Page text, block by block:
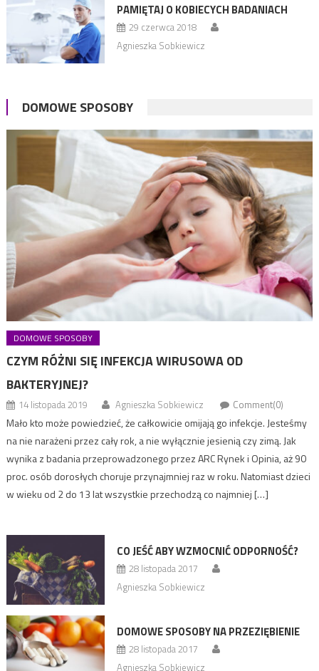
PAMIĘTAJ O KOBIECYCH BADANIACH
29 czerwca 2018
Agnieszka Sobkiewicz
DOMOWE SPOSOBY
DOMOWE SPOSOBY
CZYM RÓŻNI SIĘ INFEKCJA WIRUSOWA OD
BAKTERYJNEJ?
14 listopada 2019 Agnieszka Sobkiewicz Comment(0)
Mało kto może powiedzieć, że całkowicie omijają go infekcje. Jesteśmy
na nie narażeni przez cały rok, a nie wyłącznie jesienią czy zimą. Jak
wynika z badania przeprowadzonego przez ARC Rynek i Opinia, aż 90
proc. osób dorosłych choruje przynajmniej raz w roku. Natomiast dzieci
w wieku od 2 do 13 lat wszystkie przechodzą co najmniej […]
CO JEŚĆ ABY WZMOCNIĆ ODPORNOŚĆ?
28 listopada 2017
Agnieszka Sobkiewicz
DOMOWE SPOSOBY NA PRZEZIĘBIENIE
28 listopada 2017
Agnieszka Sobkiewicz